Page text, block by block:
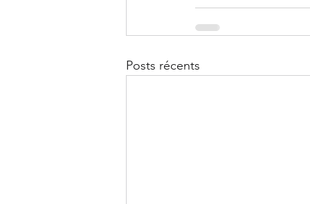
Posts récents